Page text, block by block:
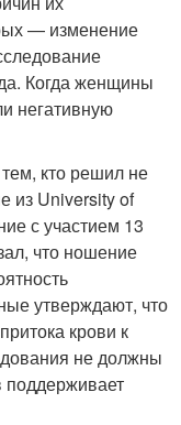
— изменение
Когда женщины
негативную
кто решил не
из University of
с участием 13
что ношение
утверждают, что
крови к
не должны
поддерживает